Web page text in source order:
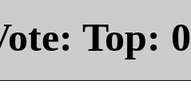
Top: 0